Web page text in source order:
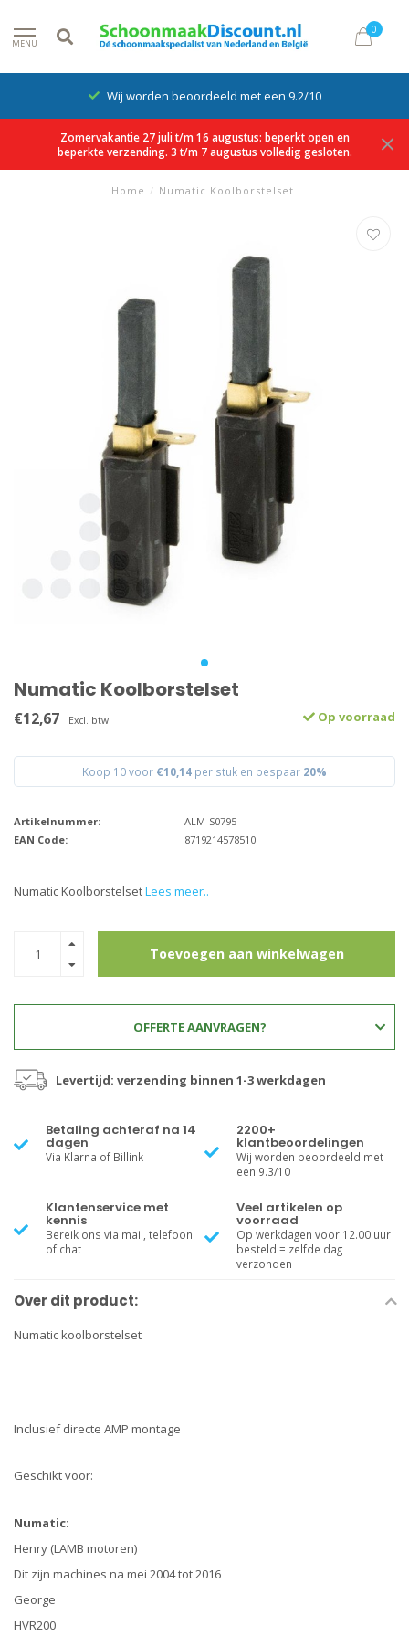
MENU
0
Wij worden beoordeeld met een 9.2/10
Zomervakantie 27 juli t/m 16 augustus: beperkt open en
beperkte verzending. 3 t/m 7 augustus volledig gesloten.
Home / Numatic Koolborstelset
Numatic Koolborstelset
€12,67 Excl. btw Op voorraad
Koop 10 voor €10,14 per stuk en bespaar 20%
Artikelnummer:
ALM-S0795
EAN Code:
8719214578510
Numatic KoolborstelsetLees meer..
Toevoegen aan winkelwagen
OFFERTE AANVRAGEN?
Levertijd: verzending binnen 1-3 werkdagen
Betaling achteraf na 14
dagen
Via Klarna of Billink
2200+
klantbeoordelingen
Wij worden beoordeeld met
een 9.3/10
Klantenservice met
kennis
Bereik ons via mail, telefoon
of chat
Veel artikelen op
voorraad
Op werkdagen voor 12.00 uur
besteld = zelfde dag
verzonden
Over dit product:
Numatic koolborstelset
Inclusief directe AMP montage
Geschikt voor:
Numatic:
Henry (LAMB motoren)
Dit zijn machines na mei 2004 tot 2016
George
HVR200